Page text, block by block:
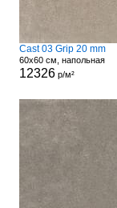
Cast 03 Grip 20 mm
60x60 см, напольная
12326р/м²